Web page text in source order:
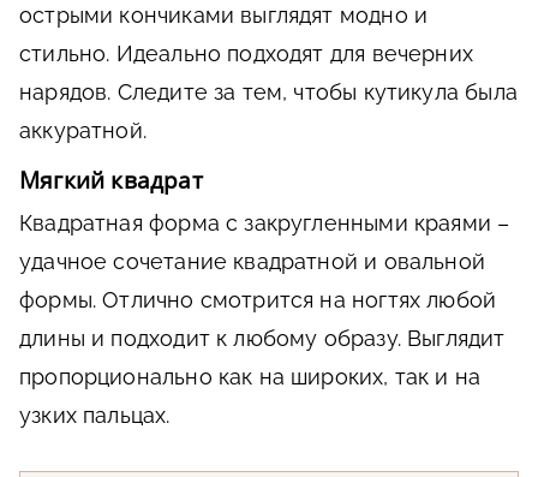
острыми кончиками выглядят модно и
стильно. Идеально подходят для вечерних
нарядов. Следите за тем, чтобы кутикула была
аккуратной.
Мягкий квадрат
Квадратная форма с закругленными краями –
удачное сочетание квадратной и овальной
формы. Отлично смотрится на ногтях любой
длины и подходит к любому образу. Выглядит
пропорционально как на широких, так и на
узких пальцах.